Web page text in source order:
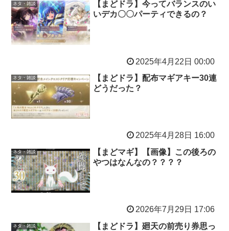
ネタ・雑談
【まどドラ】今ってバランスのい
いデカ〇〇パーティできるの？
2025年4月22日 00:00
ネタ・雑談
【まどドラ】配布マギアキー30連
どうだった？
2025年4月28日 16:00
ネタ・雑談
【まどマギ】【画像】この後ろの
やつはなんなの？？？？
2026年7月29日 17:06
ネタ・雑談
【まどドラ】廻天の前売り券思っ